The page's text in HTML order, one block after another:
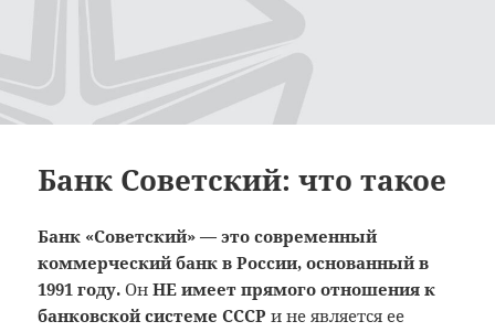
Банк Советский: что такое
Банк «Советский» — это современный
коммерческий банк в России, основанный в
1991 году. ОнНЕ имеет прямого отношения к
банковской системе СССР и не является ее